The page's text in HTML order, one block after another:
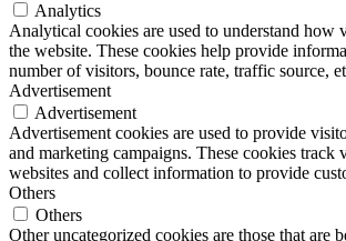
Analytics
Analytical cookies are used to understand how
the website. These cookies help provide
number of visitors, bounce rate, traffic source,
Advertisement
Advertisement
Advertisement cookies are used to provide
and marketing campaigns. These cookies track
websites and collect information to provide
Others
Others
Other uncategorized cookies are those that are